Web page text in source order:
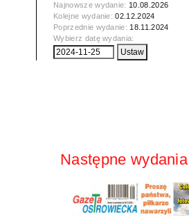
Najnowsze wydanie: 10.08.2026
Kolejne wydanie:02.12.2024
Poprzednie wydanie: 18.11.2024
Wybierz datę wydania:
Następne wydania